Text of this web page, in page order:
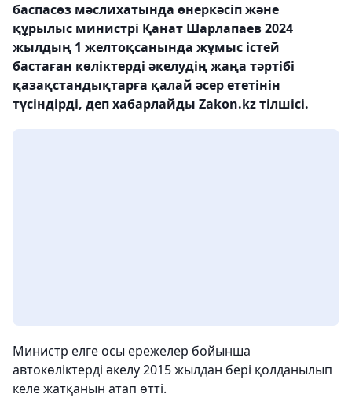
баспасөз мәслихатында өнеркәсіп және
құрылыс министрі Қанат Шарлапаев 2024
жылдың 1 желтоқсанында жұмыс істей
бастаған көліктерді әкелудің жаңа тәртібі
қазақстандықтарға қалай әсер ететінін
түсіндірді, деп хабарлайды Zakon.kz тілшісі.
Министр елге осы ережелер бойынша
автокөліктерді әкелу 2015 жылдан бері қолданылып
келе жатқанын атап өтті.